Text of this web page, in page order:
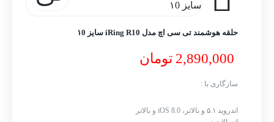
حلقه هوشمند تی سی اچ مدل iRing R10 سایز ۱0
تومان
سازگاری با :
اندروید ۵.۱ و بالاتر، iOS 8.0 و بالاتر